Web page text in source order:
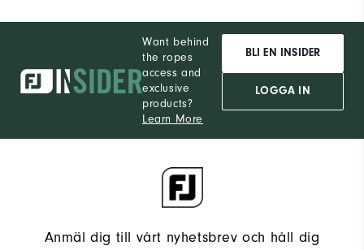
Want behind
the ropes
access and
exclusive
products?
Learn More
BLI EN INSIDER
LOGGA IN
Anmäl dig till vårt nyhetsbrev och håll dig